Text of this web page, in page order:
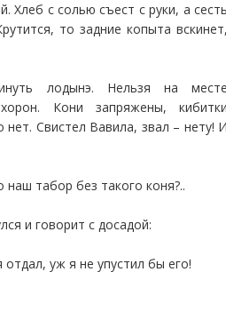
Хлеб с солью съест с руки, а
то задние копыта
лодынэ. Нельзя на
Кони запряжены,
нет. Свистел Вавила, звал – нету!
табор без такого коня?..
и говорит с досадой:
уж я не упустил бы его!